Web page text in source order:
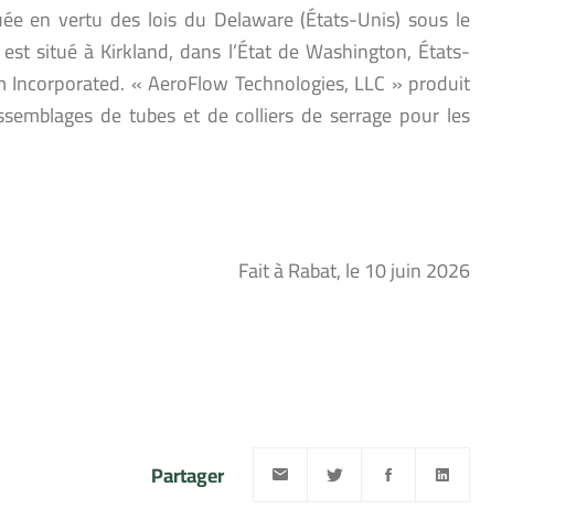
en vertu des lois du Delaware (États-Unis) sous le
situé à Kirkland, dans l’État de Washington, États-
« AeroFlow Technologies, LLC » produit
de tubes et de colliers de serrage pour les
Fait à Rabat, le 10 juin 2026
Partager